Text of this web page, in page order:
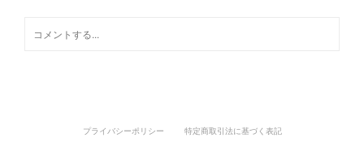
プライバシーポリシー 特定商取引法に基づく表記